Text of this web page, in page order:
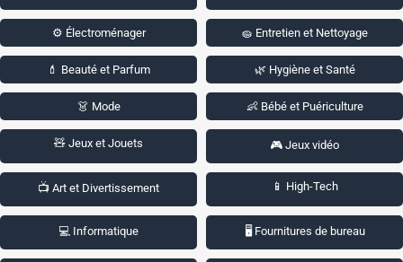
⚙️ Électroménager 🧽 Entretien et Nettoyage
💄 Beauté et Parfum 🌿 Hygiène et Santé
👗 Mode 👶 Bébé et Puériculture
🧸 Jeux et Jouets 🎮 Jeux vidéo
📺 Art et Divertissement 📱 High-Tech
💻 Informatique 🖥️ Fournitures de bureau